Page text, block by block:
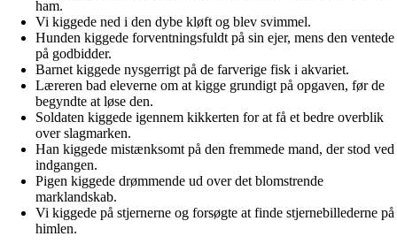
ham.
Vi kiggede ned i den dybe kløft og blev svimmel.
Hunden kiggede forventningsfuldt på sin ejer, mens den ventede
på godbidder.
Barnet kiggede nysgerrigt på de farverige fisk i akvariet.
Læreren bad eleverne om at kigge grundigt på opgaven, før de
begyndte at løse den.
Soldaten kiggede igennem kikkerten for at få et bedre overblik
over slagmarken.
Han kiggede mistænksomt på den fremmede mand, der stod ved
indgangen.
Pigen kiggede drømmende ud over det blomstrende
marklandskab.
Vi kiggede på stjernerne og forsøgte at finde stjernebillederne på
himlen.